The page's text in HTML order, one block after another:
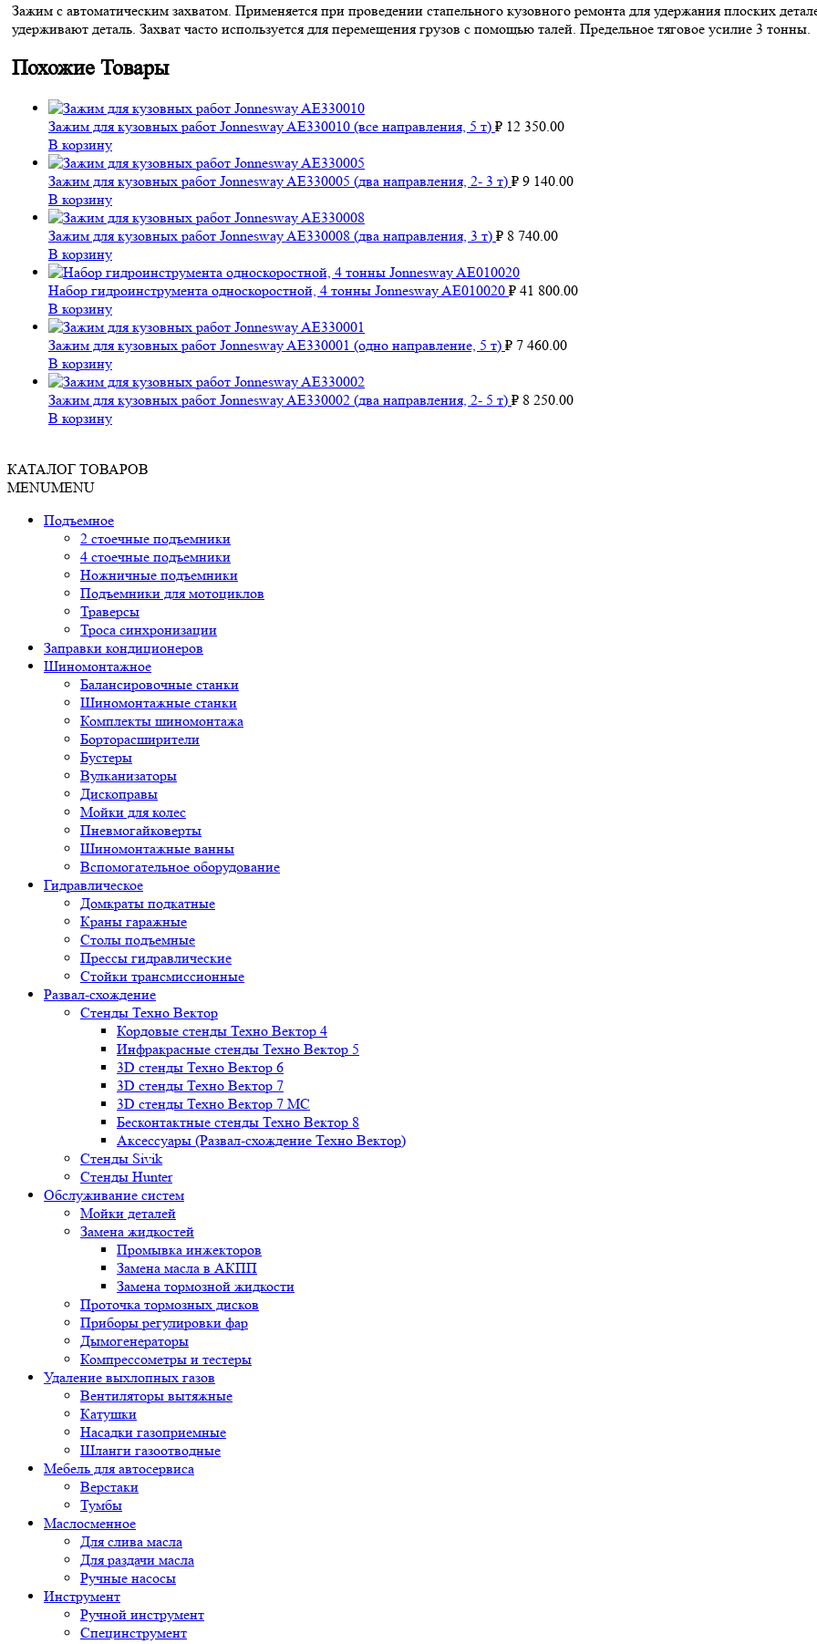
Зажим с автоматическим захватом. Применяется при проведении стапельного кузовного ремонта для удержания плоских
удерживают деталь. Захват часто используется для перемещения грузов с помощью талей. Предельное тяговое усилие 3 тонны.
Похожие Товары
Зажим для кузовных работ Jonnesway AE330010 (все направления, 5 т) ₽ 12 350.00
В корзину
Зажим для кузовных работ Jonnesway AE330005 (два направления, 2- 3 т) ₽ 9 140.00
В корзину
Зажим для кузовных работ Jonnesway AE330008 (два направления, 3 т) ₽ 8 740.00
В корзину
Набор гидроинструмента односкоростной, 4 тонны Jonnesway AE010020 ₽ 41 800.00
В корзину
Зажим для кузовных работ Jonnesway AE330001 (одно направление, 5 т) ₽ 7 460.00
В корзину
Зажим для кузовных работ Jonnesway AE330002 (два направления, 2- 5 т) ₽ 8 250.00
В корзину
КАТАЛОГ ТОВАРОВ
MENUMENU
Подъемное
2 стоечные подъемники
4 стоечные подъемники
Ножничные подъемники
Подъемники для мотоциклов
Траверсы
Троса синхронизации
Заправки кондиционеров
Шиномонтажное
Балансировочные станки
Шиномонтажные станки
Комплекты шиномонтажа
Борторасширители
Бустеры
Вулканизаторы
Дископравы
Мойки для колес
Пневмогайковерты
Шиномонтажные ванны
Вспомогательное оборудование
Гидравлическое
Домкраты подкатные
Краны гаражные
Столы подъемные
Прессы гидравлические
Стойки трансмиссионные
Развал-схождение
Стенды Техно Вектор
Кордовые стенды Техно Вектор 4
Инфракрасные стенды Техно Вектор 5
3D стенды Техно Вектор 6
3D стенды Техно Вектор 7
3D стенды Техно Вектор 7 МС
Бесконтактные стенды Техно Вектор 8
Аксессуары (Развал-схождение Техно Вектор)
Стенды Sivik
Стенды Hunter
Обслуживание систем
Мойки деталей
Замена жидкостей
Промывка инжекторов
Замена масла в АКПП
Замена тормозной жидкости
Проточка тормозных дисков
Приборы регулировки фар
Дымогенераторы
Компрессометры и тестеры
Удаление выхлопных газов
Вентиляторы вытяжные
Катушки
Насадки газоприемные
Шланги газоотводные
Мебель для автосервиса
Верстаки
Тумбы
Маслосменное
Для слива масла
Для раздачи масла
Ручные насосы
Инструмент
Ручной инструмент
Специнструмент